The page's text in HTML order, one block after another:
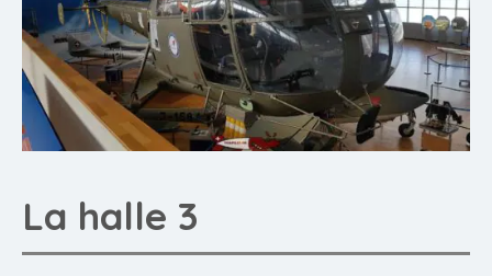
La halle 3